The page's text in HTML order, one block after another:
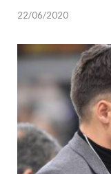
22/06/2020